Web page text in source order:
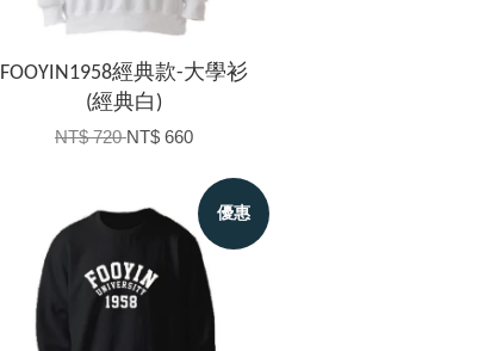
FOOYIN1958經典款-大學衫
(經典白)
NT$ 720NT$ 660
優惠